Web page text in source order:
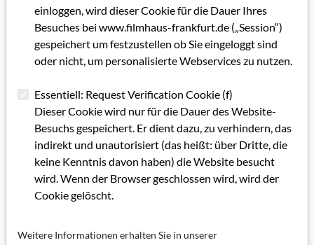
an Getränken und Süßwaren attraktiver herauszustellen.
Schließlich trägt der Warenverkauf nicht unbeträchtlich zur
Rentabilität (mit ca. 30 Prozent) bei. Und nicht gänzlich vom
Tisch sind Überlegungen, vielleicht sogar die Gastronomie
Denn nur so ist die vielbeschworene Belebung der
Innenstädte tatsächlich zu erreichen.
Kategorie: Firmenportrait (GRIP FACE)
Schlagworte: Kino, Filmkultur
einloggen, wird dieser Cookie für die Dauer Ihres
Besuches bei www.filmhaus-frankfurt.de („Session“)
gespeichert um festzustellen ob Sie eingeloggt sind
oder nicht, um personalisierte Webservices zu nutzen.
Essentiell: Request Verification Cookie (f)
Dieser Cookie wird nur für die Dauer des Website-
Besuchs gespeichert. Er dient dazu, zu verhindern, das
indirekt und unautorisiert (das heißt: über Dritte, die
keine Kenntnis davon haben) die Website besucht
wird. Wenn der Browser geschlossen wird, wird der
Cookie gelöscht.
Weitere Informationen erhalten Sie in unserer